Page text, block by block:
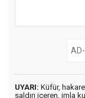
UYARI: Küfür,
saldırı içeren, imla